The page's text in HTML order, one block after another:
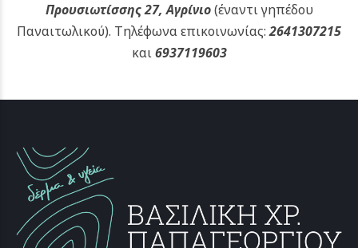
Προυσιωτίσσης 27, Αγρίνιο(έναντι γηπέδου
Παναιτωλικού). Τηλέφωνα επικοινωνίας:2641307215
και6937119603